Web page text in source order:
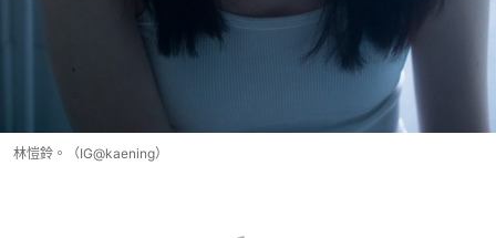
林愷鈴。（IG@kaening）